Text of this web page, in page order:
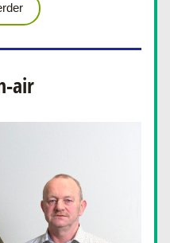
air